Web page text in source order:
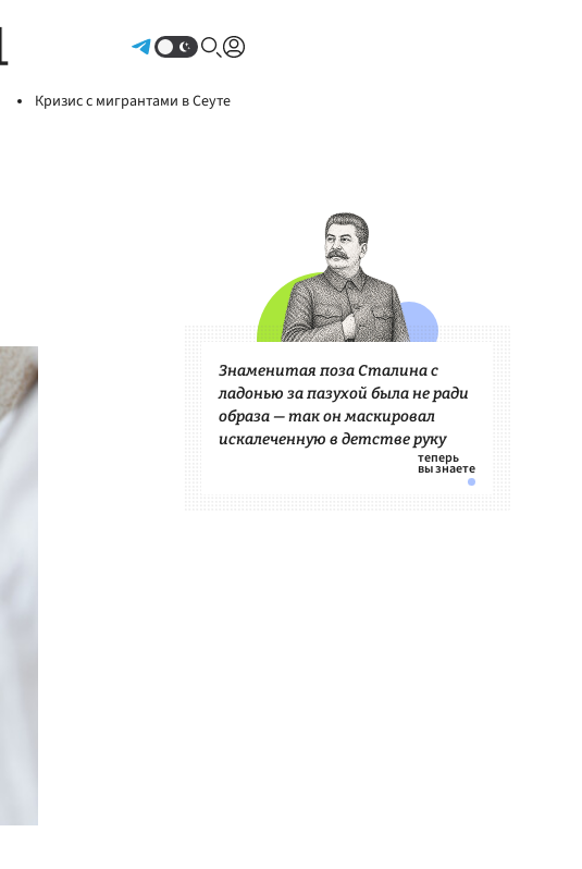
Кризис с мигрантами в Сеуте
Знаменитая поза Сталина с
ладонью за пазухой была не ради
образа — так он маскировал
искалеченную в детстве руку